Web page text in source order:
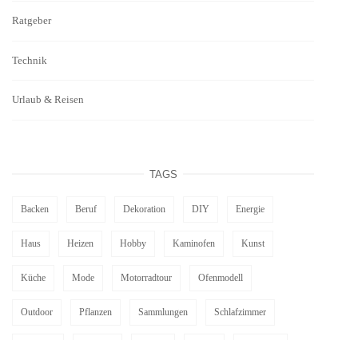
Ratgeber
Technik
Urlaub & Reisen
TAGS
Backen Beruf Dekoration DIY Energie
Haus Heizen Hobby Kaminofen Kunst
Küche Mode Motorradtour Ofenmodell
Outdoor Pflanzen Sammlungen Schlafzimmer